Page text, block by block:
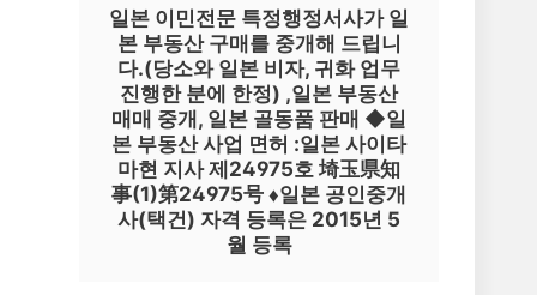
일본 이민전문 특정행정서사가 일
본 부동산 구매를 중개해 드립니
다.(당소와 일본 비자, 귀화 업무
진행한 분에 한정) ,일본 부동산
매매 중개, 일본 골동품 판매 ◆일
본 부동산 사업 면허 :일본 사이타
마현 지사 제24975호 埼玉県知
事(1)第24975号 ♦일본 공인중개
사(택건) 자격 등록은 2015년 5
월 등록